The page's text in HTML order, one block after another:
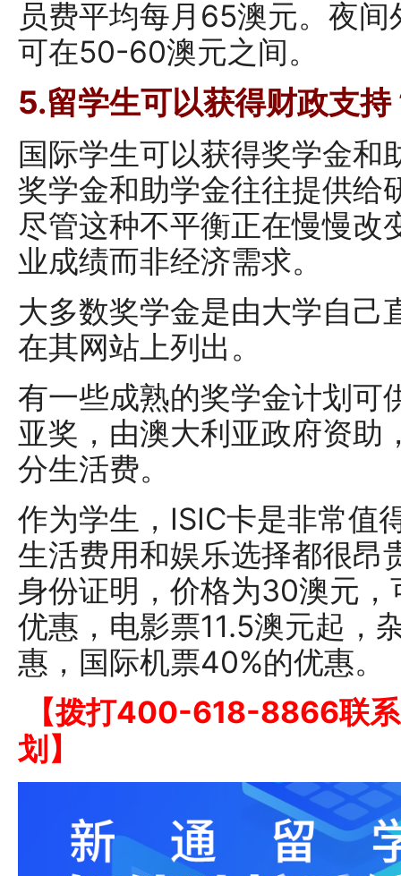
员费平均每月65澳元。夜
可在50-60澳元之间。
5.留学生可以获得财政支持
国际学生可以获得奖学金和
奖学金和助学金往往提供
尽管这种不平衡正在慢慢改
业成绩而非经济需求。
大多数奖学金是由大学自己
在其网站上列出。
有一些成熟的奖学金计划可
亚奖，由澳大利亚政府资助
分生活费。
作为学生，ISIC卡是非常值
生活费用和娱乐选择都很昂
身份证明，价格为30澳元
优惠，电影票11.5澳元起，
惠，国际机票40%的优惠。
【拨打400-618-8866联
划】